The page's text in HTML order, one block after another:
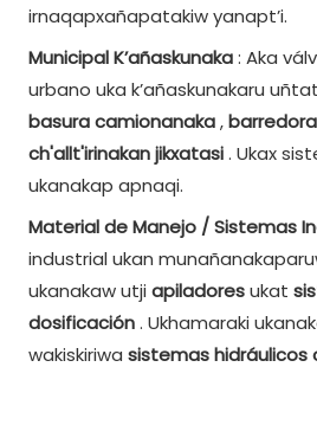
irnaqapxañapatakiw yanapt’i.
Municipal K’añaskunaka: Aka
urbano uka k’añaskunakaru
basura camionanaka,
ch'allt'irinakan jikxatasi. Ukax
ukanakap apnaqi.
Material de Manejo / Sistemas
industrial ukan
ukanakaw utji apiladoresukat
dosificación. Ukhamaraki
wakiskiriwa sistemas hidráulicos